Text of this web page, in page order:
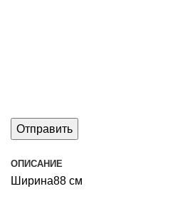
ОПИСАНИЕ
Ширина88 см